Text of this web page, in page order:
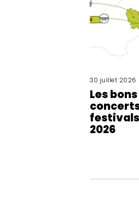
30 juillet 2026
Les
2026